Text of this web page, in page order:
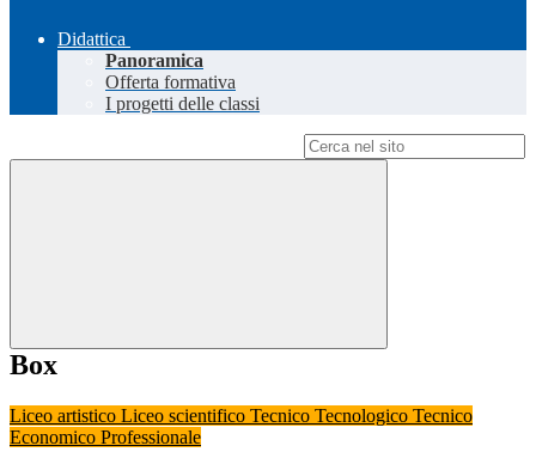
Didattica
Panoramica
Offerta formativa
I progetti delle classi
Box
Liceo artistico Liceo scientifico Tecnico Tecnologico Tecnico
Economico Professionale